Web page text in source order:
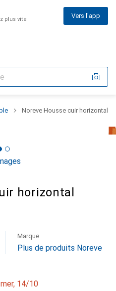
plus vite Vers l'app
Noreve Housse cuir horizontal
horizontal
Marque
Plus de produits Noreve
14/10